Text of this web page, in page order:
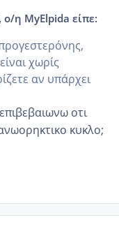
η MyElpida είπε:
χωρίς
αν υπάρχει
επιβεβαιωνω οτι
κυκλο;